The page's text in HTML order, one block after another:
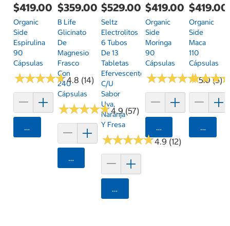
$419.00
Organic
Side
Espirulina
90
Cápsulas
★★★★★
★★★★★4.8 (14)
Agregar
$359.00
B Life
Glicinato
De
Magnesio
Frasco
Con
240
Cápsulas
★★★★★
★★★★★4.9 (57)
Agregar
$529.00
Seltz
Electrolitos
6 Tubos
De 13
Tabletas
Efervescentes
C/u
Sabor
Uva,
Naranja
Y Fresa
★★★★★
★★★★★4.9 (12)
Agregar
$419.00
Organic
Side
Moringa
90
Cápsulas
★★★★★
★★★★★5.0 (5)
Agregar
$419.00
Organic
Side
Maca
110
Cápsulas
★★★
★★★